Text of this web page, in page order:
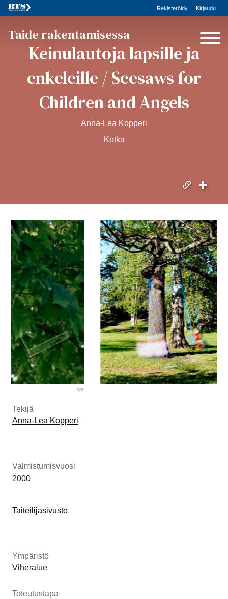
Rekisteröidy Kirjaudu
Taide rakentamisessa
Keinulautoja lapsille ja
enkeleille / Seesaws for
Children and Angels
Anna-Lea Kopperi
Kotka
Tekijä
Anna-Lea Kopperi
Valmistumisvuosi
2000
Taiteilijasivusto
Ympäristö
Viheralue
Toteutustapa